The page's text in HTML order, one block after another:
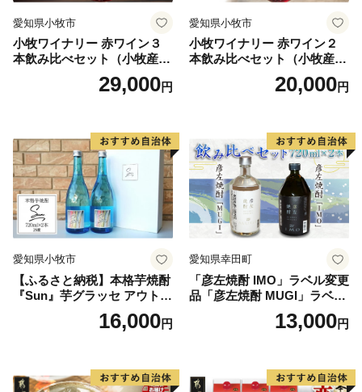
愛知県小牧市
小牧ワイナリー 赤ワイン３
本飲み比べセット（小牧産ぶ
どう100％使用）29,000円
愛知県小牧市
小牧ワイナリー 赤ワイン２
本飲み比べセット（小牧産ぶ
どう100％使用）20,000円
愛知県小牧市
【ふるさと納税】本格芋焼酎
『Sun』芋グラッセ アウトド
ア ソロキャンプ ベランピン
グ 巣ごもり 就労支援16,000円
愛知県幸田町
「彦左焼酎 IMO」ラベル変更
品「彦左焼酎 MUGI」ラベル
変更品 飲み比べ セット 合計
2本 720ml×各1本 25度 焼酎
13,000円